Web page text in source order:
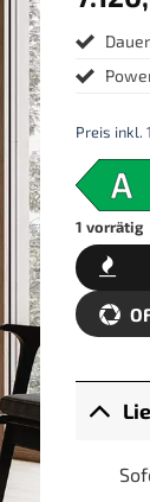
Preis inkl.
1 vorrätig